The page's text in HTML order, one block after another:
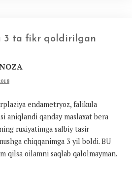
3 ta fikr qoldirilgan
endametryoz, falikula
aniqlandi qanday maslaxat bera
ruxiyatimga salbiy tasir
chiqqanimga 3 yil boldi. BU
qilsa oilamni saqlab qalolmayman.